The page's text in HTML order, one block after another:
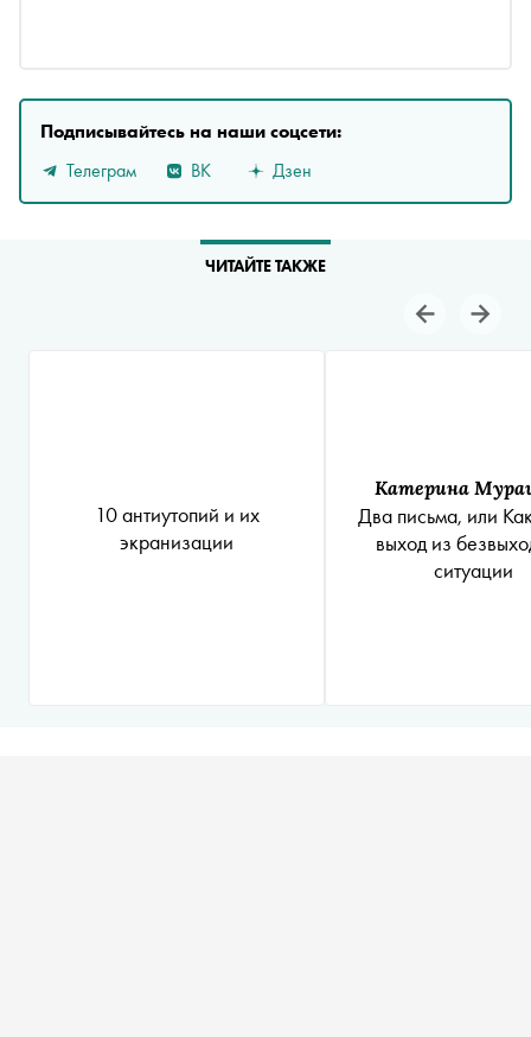
Подписывайтесь на наши соцсети:
Телеграм
ВК Дзен
ЧИТАЙТЕ ТАКЖЕ
10 антиутопий и их
экранизации
Катерина
Два письма, или
выход из
ситуации